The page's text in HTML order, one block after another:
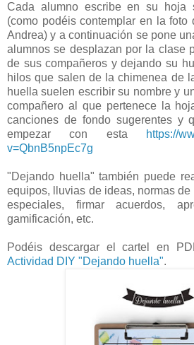
Cada alumno escribe en su hoja
(como podéis contemplar en la
Andrea) y a continuación se pone
alumnos se desplazan por la clase
de sus compañeros y dejando su
hilos que salen de la chimenea de
huella suelen escribir su nombre y
compañero al que pertenece la
canciones de fondo sugerentes y
empezar con esta
https://
v=QbnB5npEc7g
"Dejando huella" también puede
equipos, lluvias de ideas, normas
especiales, firmar acuerdos,
gamificación, etc.
Podéis descargar el cartel en
Actividad DIY "Dejando huella".